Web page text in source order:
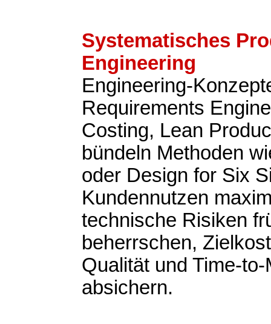
Systematisches
Engineering
Engineering-
Requirements
Costing, Lean
bündeln Methoden
oder Design for Six
Kundennutzen
technische Risiken
beherrschen,
Qualität und Time-to-
absichern.